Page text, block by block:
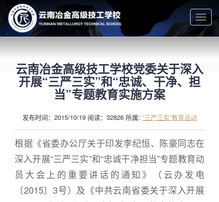
云南冶金高级技工学校党委关于深入
开展“三严三实”和“忠诚、干净、担
当”专题教育实施方案
发布时间：2015/10/19 阅读：32826 所属: “三严三实”教育活动
根据《省委办公厅关于印发李纪恒、陈豪同志在
深入开展“三严三实”和“忠诚干净担当”专题教育动
员大会上的重要讲话的通知》（云办发电
〔2015〕3号）及《中共云南省委关于深入开展